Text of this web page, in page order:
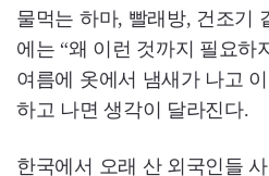
물먹는 하마, 빨래방, 건조기
에는 “왜 이런 것까지 필요하
여름에 옷에서 냄새가 나고
하고 나면 생각이 달라진다.
한국에서 오래 산 외국인들